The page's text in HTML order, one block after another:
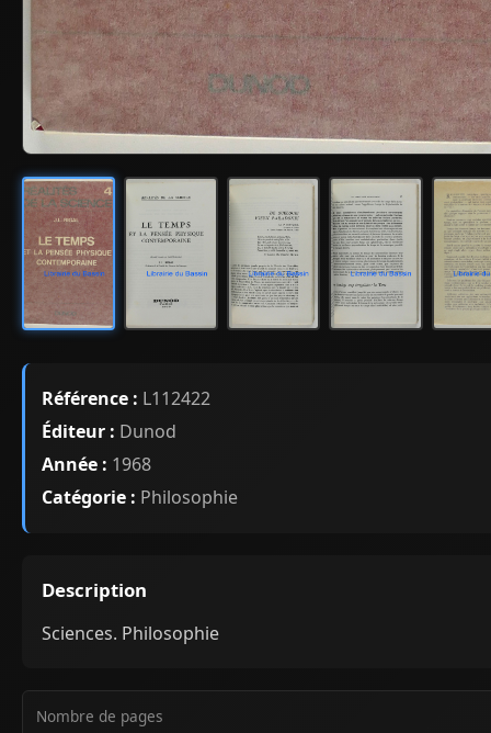
Référence : L112422
Éditeur : Dunod
Année : 1968
Catégorie : Philosophie
Description
Sciences. Philosophie
Nombre de pages